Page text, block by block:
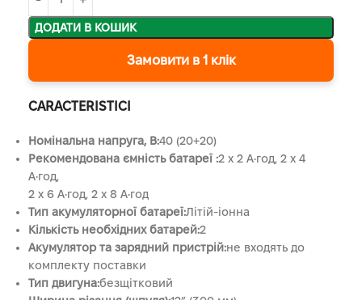
ДОДАТИ В КОШИК
Замовити в 1 клік
CARACTERISTICI
Номінальна напруга, В:40 (20+20)
Рекомендована ємність батареї :2 x 2 А•год, 2 x 4
А•год,
2 x 6 А•год, 2 x 8 А•год
Тип акумуляторної батареї:Літій-іонна
Кількість необхідних батарей:2
Акумулятор та зарядний пристрій:не входять до
комплекту поставки
Тип двигуна:безщітковий